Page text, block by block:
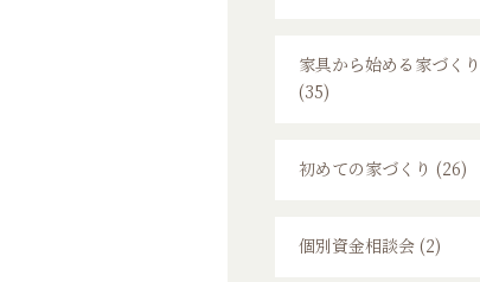
家具から始める家づくり
(35)
初めての家づくり (26)
個別資金相談会 (2)